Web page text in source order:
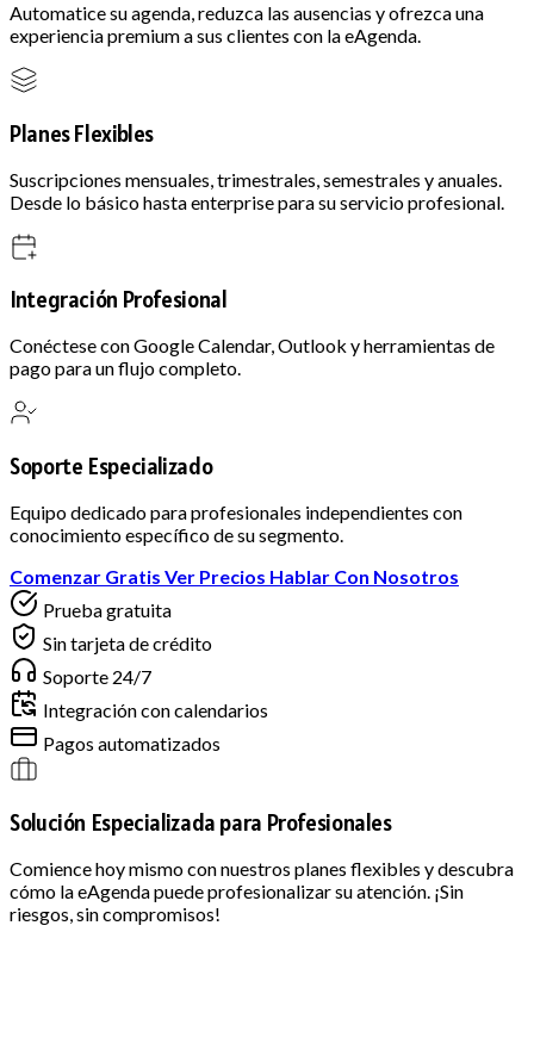
Automatice su agenda, reduzca las ausencias y ofrezca una
experiencia premium a sus clientes con la eAgenda.
Planes Flexibles
Suscripciones mensuales, trimestrales, semestrales y anuales.
Desde lo básico hasta enterprise para su servicio profesional.
Integración Profesional
Conéctese con Google Calendar, Outlook y herramientas de
pago para un flujo completo.
Soporte Especializado
Equipo dedicado para profesionales independientes con
conocimiento específico de su segmento.
Comenzar Gratis Ver Precios Hablar Con Nosotros
Prueba gratuita
Sin tarjeta de crédito
Soporte 24/7
Integración con calendarios
Pagos automatizados
Solución Especializada para Profesionales
Comience hoy mismo con nuestros planes flexibles y descubra
cómo la eAgenda puede profesionalizar su atención. ¡Sin
riesgos, sin compromisos!